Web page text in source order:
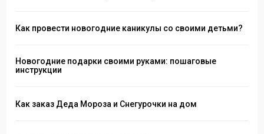
Как провести новогодние каникулы со своими детьми?
Новогодние подарки своими руками: пошаговые
инструкции
Как заказ Деда Мороза и Снегурочки на дом